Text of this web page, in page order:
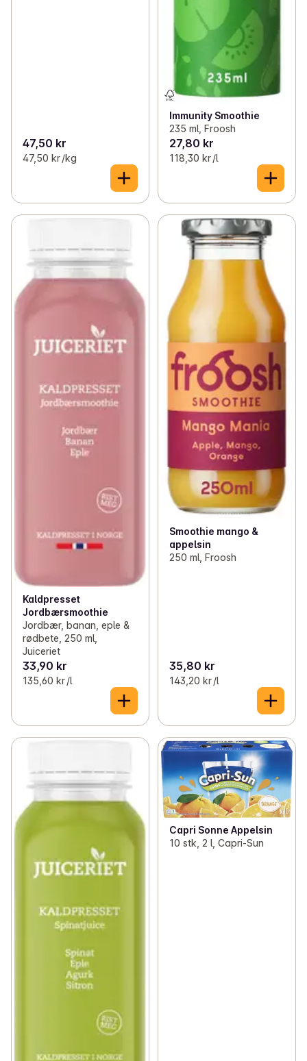
47,50 kr
47,50 kr /kg
Immunity Smoothie
235 ml, Froosh
27,80 kr
118,30 kr /l
Kaldpresset
Jordbærsmoothie
Jordbær, banan, eple &
rødbete, 250 ml,
Juiceriet
33,90 kr
135,60 kr /l
Smoothie mango &
appelsin
250 ml, Froosh
35,80 kr
143,20 kr /l
Capri Sonne Appelsin
10 stk, 2 l, Capri-Sun